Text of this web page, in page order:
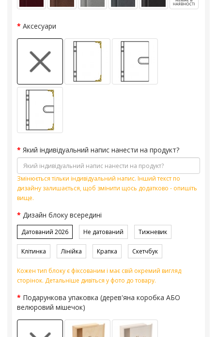
Аксесуари
Який індивідуальний напис нанести на продукт?
Змінюється тільки індивідуальний напис. Інший текст по
дизайну залишається, щоб змінити щось додатково - опишіть
вище.
Дизайн блоку всередині
Датований 2026 Не датований Тижневик
Клітинка Лінійка Крапка Скетчбук
Кожен тип блоку є фіксованим і має свій окремий вигляд
сторінок. Детальніше дивіться у фото до товару.
Подарункова упаковка (дерев'яна коробка АБО
велюровий мішечок)